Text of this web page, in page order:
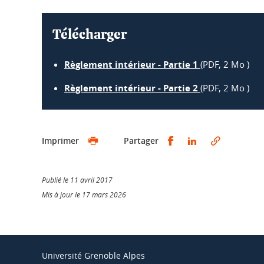
Télécharger
Règlement intérieur - Partie 1 (PDF, 2 Mo )
Règlement intérieur - Partie 2 (PDF, 2 Mo )
Imprimer Partager Partager surPartager sur
Publié le 11 avril 2017
Mis à jour le 17 mars 2026
Université Grenoble Alpes